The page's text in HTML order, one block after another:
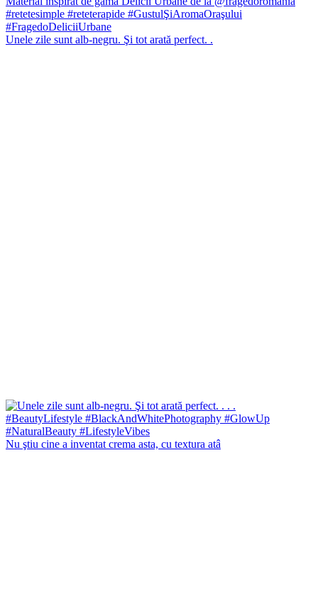
Unele zile sunt alb-negru. Şi tot arată perfect. .
Nu ştiu cine a inventat crema asta, cu textura atâ